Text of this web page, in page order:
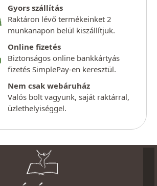
Gyors szállítás
Raktáron lévő termékeinket 2
munkanapon belül kiszállítjuk.
Online fizetés
Biztonságos online bankkártyás
fizetés SimplePay-en keresztül.
Nem csak webáruház
Valós bolt vagyunk, saját raktárral,
üzlethelyiséggel.